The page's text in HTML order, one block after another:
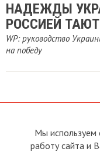
НАДЕЖДЫ
РОССИЕЙ ТАЮТ
WP: руководство
на победу
О сайтеМы используем
работу сайта и